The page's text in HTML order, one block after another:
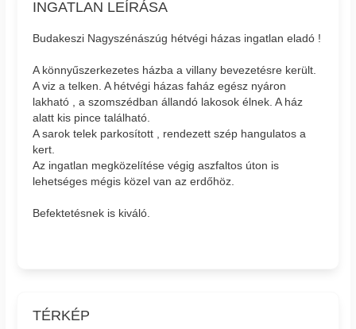
INGATLAN LEÍRÁSA
Budakeszi Nagyszénászúg hétvégi házas ingatlan eladó !
A könnyűszerkezetes házba a villany bevezetésre került.
A viz a telken. A hétvégi házas faház egész nyáron
lakható , a szomszédban állandó lakosok élnek. A ház
alatt kis pince található.
A sarok telek parkosított , rendezett szép hangulatos a
kert.
Az ingatlan megközelítése végig aszfaltos úton is
lehetséges mégis közel van az erdőhöz.
Befektetésnek is kiváló.
TÉRKÉP